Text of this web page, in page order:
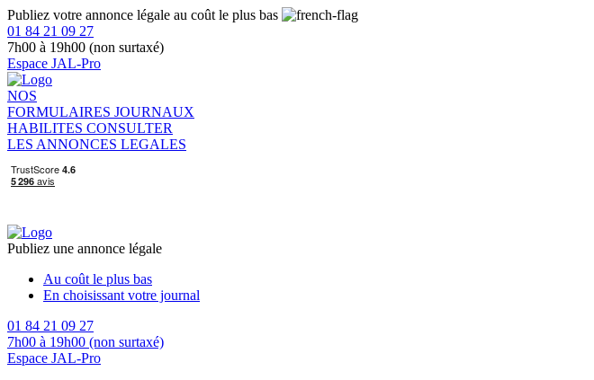
Publiez votre annonce légale au coût le plus bas
01 84 21 09 27
7h00 à 19h00 (non surtaxé)
Espace JAL-Pro
NOS
FORMULAIRES JOURNAUX
HABILITES CONSULTER
LES ANNONCES LEGALES
Publiez une annonce légale
Au coût le plus bas
En choisissant votre journal
01 84 21 09 27
7h00 à 19h00 (non surtaxé)
Espace JAL-Pro